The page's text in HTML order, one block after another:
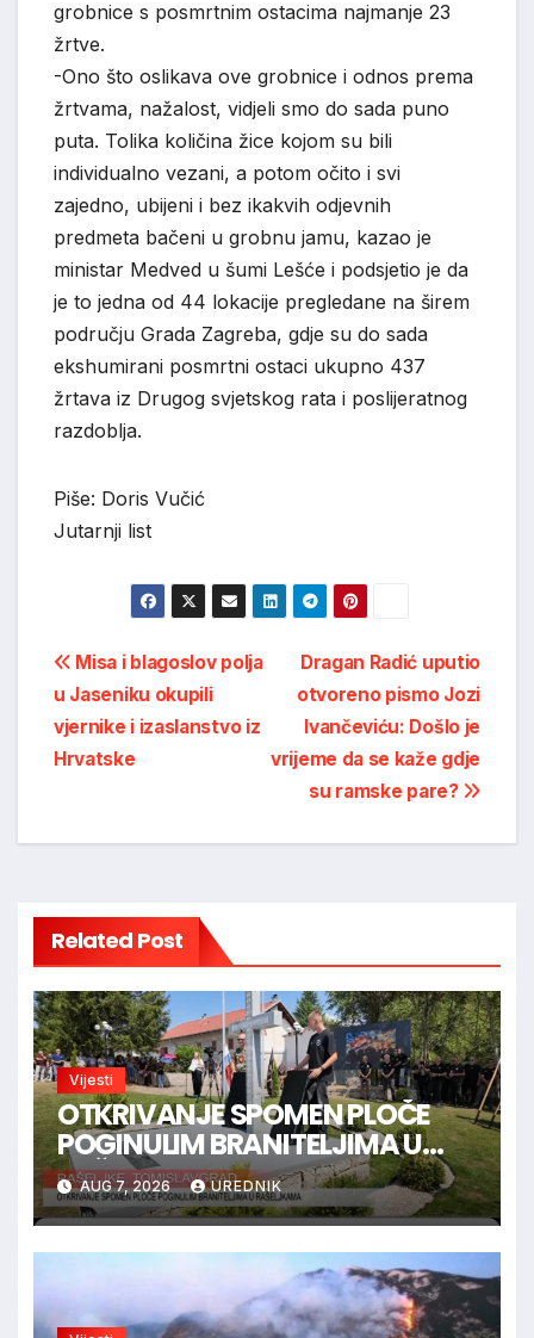
grobnice s posmrtnim ostacima najmanje 23
žrtve.
-Ono što oslikava ove grobnice i odnos prema
žrtvama, nažalost, vidjeli smo do sada puno
puta. Tolika količina žice kojom su bili
individualno vezani, a potom očito i svi
zajedno, ubijeni i bez ikakvih odjevnih
predmeta bačeni u grobnu jamu, kazao je
ministar Medved u šumi Lešće i podsjetio je da
je to jedna od 44 lokacije pregledane na širem
području Grada Zagreba, gdje su do sada
ekshumirani posmrtni ostaci ukupno 437
žrtava iz Drugog svjetskog rata i poslijeratnog
razdoblja.
Piše: Doris Vučić
Jutarnji list
Post
navigation
Dragan Radić uputio
otvoreno pismo Jozi
Ivančeviću: Došlo je
vrijeme da se kaže gdje
su ramske pare?
Misa i blagoslov polja
u Jaseniku okupili
vjernike i izaslanstvo iz
Hrvatske
Related Post
Vijesti
OTKRIVANJE SPOMEN PLOČE
POGINULIM BRANITELJIMA U
RAŠELJKAMA
AUG 7, 2026 UREDNIK